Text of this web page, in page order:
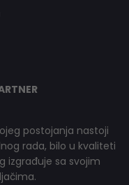
postojanja nastoji
rada, bilo u kvaliteti
izgrađuje sa svojim